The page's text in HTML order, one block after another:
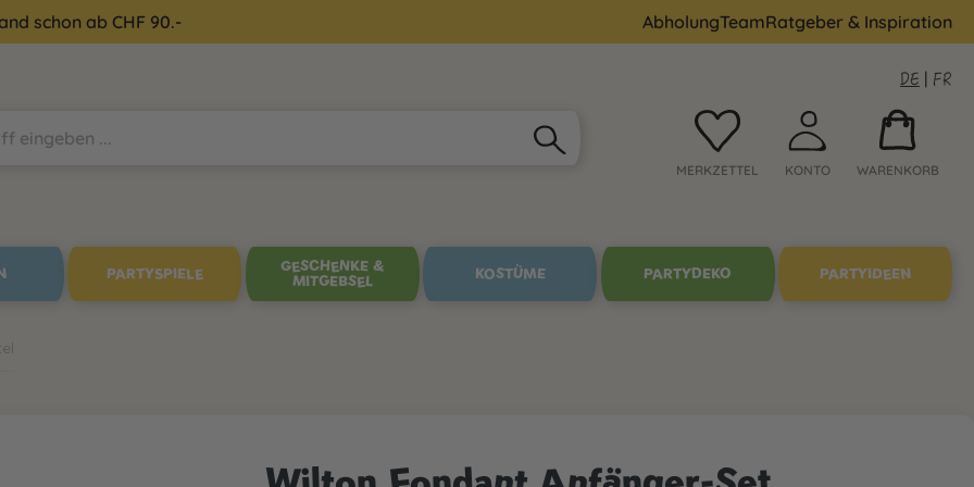
schon ab CHF 90.- AbholungTeamRatgeber & Inspiration
DE | FR
MERKZETTEL KONTO WARENKORB
PARTYSPIELE
GESCHENKE &
MITGEBSEL
KOSTÜME PARTYDEKO PARTYIDEEN